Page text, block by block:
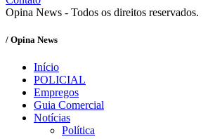
Opina News - Todos os direitos reservados.
/ Opina News
Início
POLICIAL
Empregos
Guia Comercial
Notícias
Política